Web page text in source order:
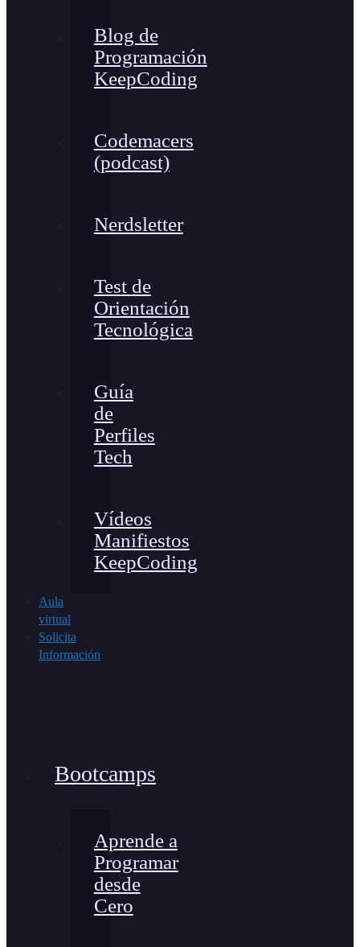
Blog de
Programación
KeepCoding
Codemacers
(podcast)
Nerdsletter
Test de
Orientación
Tecnológica
Guía
de
Perfiles
Tech
Vídeos
Manifiestos
KeepCoding
Aula
virtual
Solicita
Información
Bootcamps
Aprende a
Programar
desde
Cero